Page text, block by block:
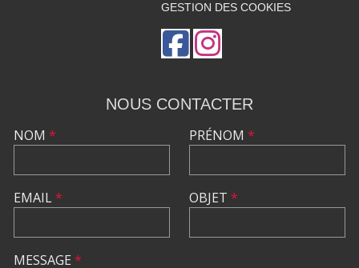
GESTION DES COOKIES
NOUS CONTACTER
NOM *
EMAIL*
PRÉNOM *
OBJET *
MESSAGE *